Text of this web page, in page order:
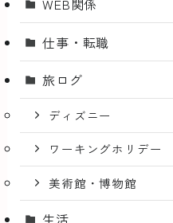
WEB関係
仕事・転職
旅ログ
ディズニー
ワーキングホリデー
美術館・博物館
生活